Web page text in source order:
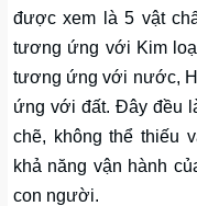
được xem là 5 vật
tương ứng với Kim
tương ứng với nước,
ứng với đất. Đây đều
chẽ, không thể thiếu
khả năng vận hành
con người.